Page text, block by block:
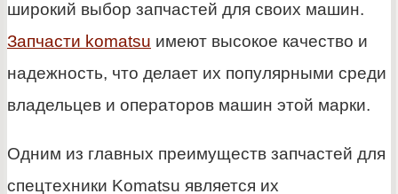
широкий выбор запчастей для своих машин.
Запчасти komatsu имеют высокое качество и
надежность, что делает их популярными среди
владельцев и операторов машин этой марки.
Одним из главных преимуществ запчастей для
спецтехники Komatsu является их